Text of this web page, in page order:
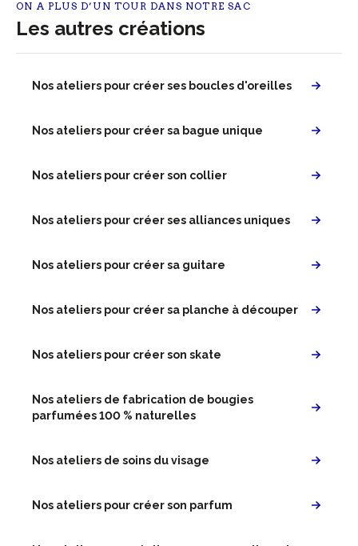
ON A PLUS D’UN TOUR DANS NOTRE SAC
Les autres créations
Nos ateliers pour créer ses boucles d'oreilles
Nos ateliers pour créer sa bague unique
Nos ateliers pour créer son collier
Nos ateliers pour créer ses alliances uniques
Nos ateliers pour créer sa guitare
Nos ateliers pour créer sa planche à découper
Nos ateliers pour créer son skate
Nos ateliers de fabrication de bougies
parfumées 100 % naturelles
Nos ateliers de soins du visage
Nos ateliers pour créer son parfum